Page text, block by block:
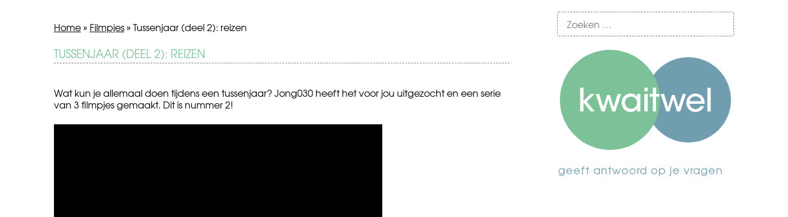
geeft antwoord op je vragen
Home» Filmpjes» Tussenjaar (deel 2): reizen
TUSSENJAAR (DEEL 2): REIZEN
Wat kun je allemaal doen tijdens een tussenjaar? Jong030 heeft het voor jou uitgezocht en een serie
van 3 filmpjes gemaakt. Dit is nummer 2!
BERICHT
NAVIGATIE
Fighting4Power
Jongeren
beginnen
aan
seks